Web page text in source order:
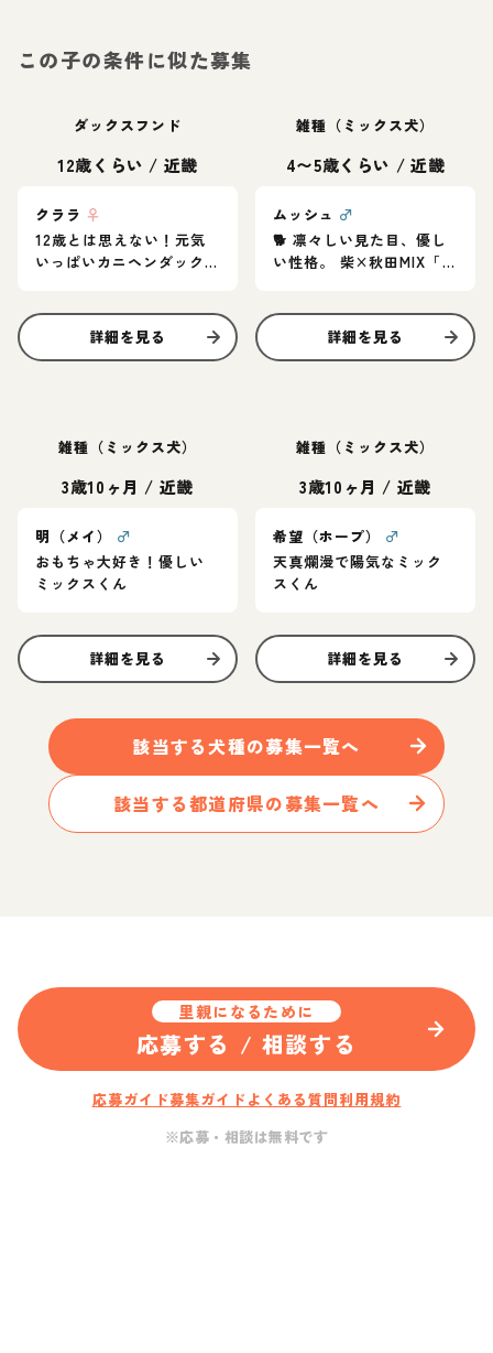
この子の条件に似た募集
ダックスフンド
12歳くらい / 近畿
クララ ♀
12歳とは思えない！元気
いっぱいカニヘンダック
詳細を見る
雑種（ミックス犬）
4〜5歳くらい / 近畿
ムッシュ ♂
🐕 凛々しい見た目、優し
い性格。 柴×秋田MIX「ム
詳細を見る
雑種（ミックス犬）
3歳10ヶ月 / 近畿
明（メイ）
♂
おもちゃ大好き！優しい
ミックスくん
詳細を見る
雑種（ミックス犬）
3歳10ヶ月 / 近畿
希望（ホープ）
♂
天真爛漫で陽気なミック
スくん
詳細を見る
該当する犬種の募集一覧へ
該当する都道府県の募集一覧へ
里親になるために
応募する / 相談する
応募ガイド募集ガイド よくある質問利用規約
※応募・相談は無料です